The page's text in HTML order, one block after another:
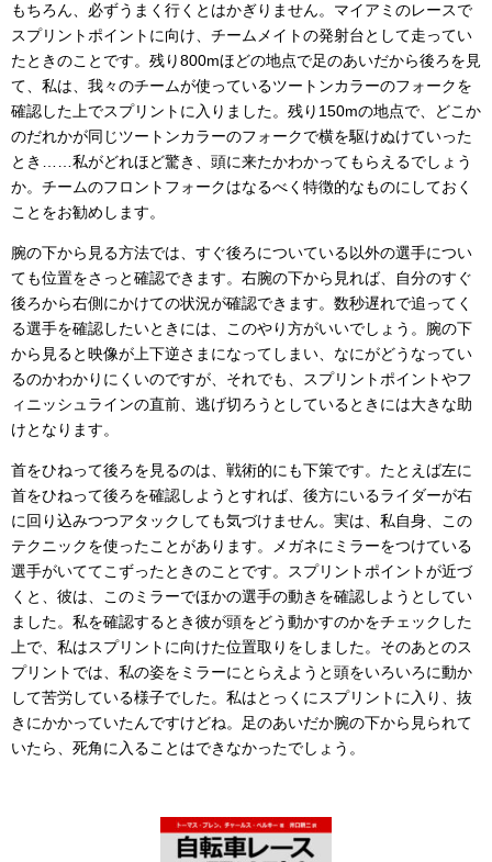
もちろん、必ずうまく行くとはかぎりません。マイアミのレースで
スプリントポイントに向け、チームメイトの発射台として走ってい
たときのことです。残り800mほどの地点で足のあいだから後ろを見
て、私は、我々のチームが使っているツートンカラーのフォークを
確認した上でスプリントに入りました。残り150mの地点で、どこか
のだれかが同じツートンカラーのフォークで横を駆けぬけていった
とき……私がどれほど驚き、頭に来たかわかってもらえるでしょう
か。チームのフロントフォークはなるべく特徴的なものにしておく
ことをお勧めします。
腕の下から見る方法では、すぐ後ろについている以外の選手につい
ても位置をさっと確認できます。右腕の下から見れば、自分のすぐ
後ろから右側にかけての状況が確認できます。数秒遅れで追ってく
る選手を確認したいときには、このやり方がいいでしょう。腕の下
から見ると映像が上下逆さまになってしまい、なにがどうなってい
るのかわかりにくいのですが、それでも、スプリントポイントやフ
ィニッシュラインの直前、逃げ切ろうとしているときには大きな助
けとなります。
首をひねって後ろを見るのは、戦術的にも下策です。たとえば左に
首をひねって後ろを確認しようとすれば、後方にいるライダーが右
に回り込みつつアタックしても気づけません。実は、私自身、この
テクニックを使ったことがあります。メガネにミラーをつけている
選手がいててこずったときのことです。スプリントポイントが近づ
くと、彼は、このミラーでほかの選手の動きを確認しようとしてい
ました。私を確認するとき彼が頭をどう動かすのかをチェックした
上で、私はスプリントに向けた位置取りをしました。そのあとのス
プリントでは、私の姿をミラーにとらえようと頭をいろいろに動か
して苦労している様子でした。私はとっくにスプリントに入り、抜
きにかかっていたんですけどね。足のあいだか腕の下から見られて
いたら、死角に入ることはできなかったでしょう。